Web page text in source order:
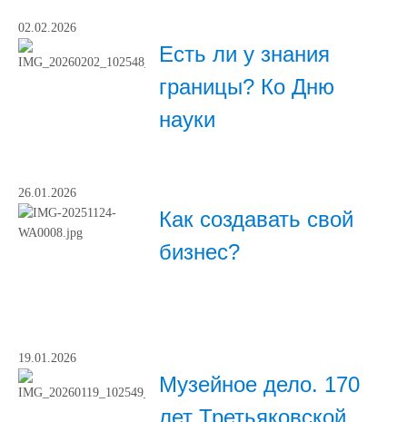
02.02.2026
Есть ли у знания
границы? Ко Дню
науки
26.01.2026
Как создавать свой
бизнес?
19.01.2026
Музейное дело. 170
лет Третьяковской